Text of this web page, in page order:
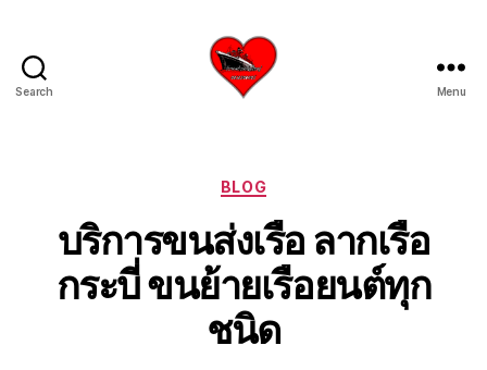
Search
ย้าย
ใหญ่
เครน
ยก
เรือ
ขึ้น
จาก
Menu
Categories
BLOG
บริการขนส่งเรือ ลากเรือ
กระบี่ ขนย้ายเรือยนต์ทุก
ชนิด